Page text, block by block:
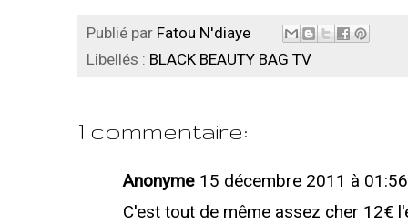
Publié par Fatou N'diaye
Libellés : BLACK BEAUTY BAG TV
1 commentaire:
Anonyme 15 décembre 2011 à 01:56
C'est tout de même assez cher 12€